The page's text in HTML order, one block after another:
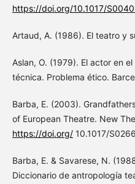
https://doi.org/10.1017/
Artaud, A. (1986). El teatro y
Aslan, O. (1979). El actor en
técnica. Problema ético.
Barba, E. (2003).
of European Theatre. New
https://doi.org/10.1017/
Barba, E. & Savarese, N.
Diccionario de antropología